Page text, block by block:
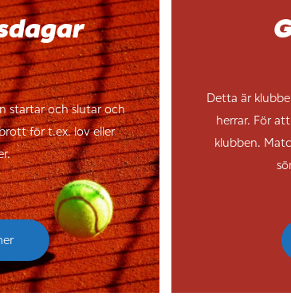
startar och slutar och
för t.ex. lov eller
Detta är
herrar. För
klubben.